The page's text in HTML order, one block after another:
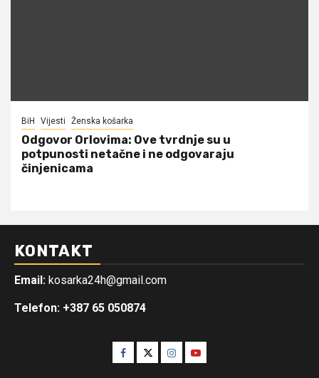
BiH Vijesti Ženska košarka
Odgovor Orlovima: ​Ove tvrdnje su u
potpunosti netačne i ne odgovaraju
činjenicama
KONTAKT
Email: kosarka24h@gmail.com
Telefon: +387 65 050874
Facebook
TwitterInstagram
Youtube